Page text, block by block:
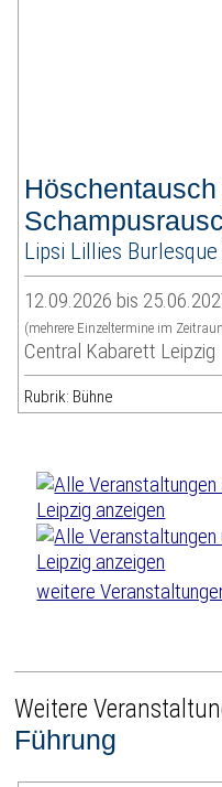
Lipsi Lillies
12.09.2026 bis
(mehrere Einzeltermine im
Central Kabarett Leipzig
Rubrik: Bühne
weitere
Weitere
Führung